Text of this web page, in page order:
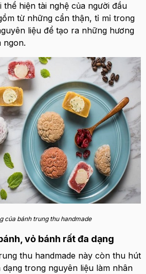
thể hiện tài nghệ của người đầu
từ những cẩn thận, tỉ mỉ trong
liệu để tạo ra những hương
ngon.
của bánh trung thu handmade
vỏ bánh rất đa dạng
thu handmade này còn thu hút
trong nguyên liệu làm nhân